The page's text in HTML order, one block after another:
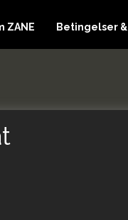
ZANE Betingelser